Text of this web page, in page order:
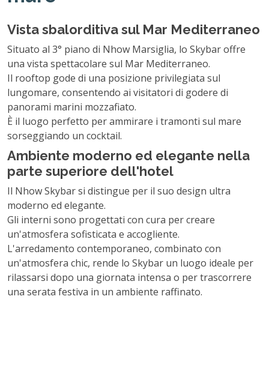
Vista sbalorditiva sul Mar Mediterraneo
Situato al 3° piano di Nhow Marsiglia, lo Skybar offre
una vista spettacolare sul Mar Mediterraneo.
Il rooftop gode di una posizione privilegiata sul
lungomare, consentendo ai visitatori di godere di
panorami marini mozzafiato.
È il luogo perfetto per ammirare i tramonti sul mare
sorseggiando un cocktail.
Ambiente moderno ed elegante nella
parte superiore dell'hotel
Il Nhow Skybar si distingue per il suo design ultra
moderno ed elegante.
Gli interni sono progettati con cura per creare
un'atmosfera sofisticata e accogliente.
L'arredamento contemporaneo, combinato con
un'atmosfera chic, rende lo Skybar un luogo ideale per
rilassarsi dopo una giornata intensa o per trascorrere
una serata festiva in un ambiente raffinato.